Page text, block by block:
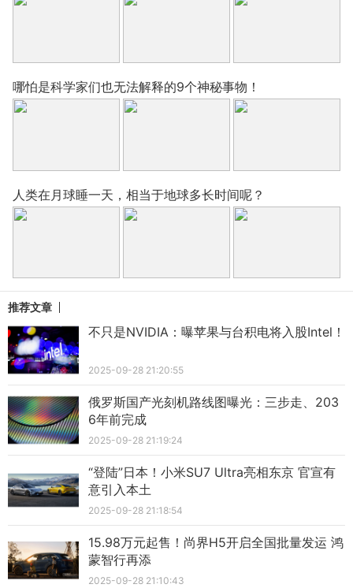
哪怕是科学家们也无法解释的9个神秘事物！
人类在月球睡一天，相当于地球多长时间呢？
推荐文章
不只是NVIDIA：曝苹果与台积电将入股Intel！
2025-09-28 21:20:55
俄罗斯国产光刻机路线图曝光：三步走、203
6年前完成
2025-09-28 21:19:24
“登陆”日本！小米SU7 Ultra亮相东京 官宣有
意引入本土
2025-09-28 21:18:54
15.98万元起售！尚界H5开启全国批量发运 鸿
蒙智行再添
2025-09-28 21:10:43